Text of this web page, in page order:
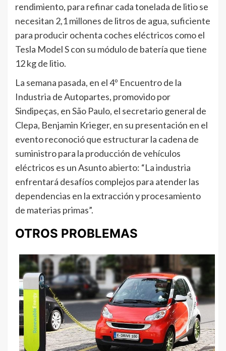
rendimiento, para refinar cada tonelada de litio se
necesitan 2,1 millones de litros de agua, suficiente
para producir ochenta coches eléctricos como el
Tesla Model S con su módulo de batería que tiene
12 kg de litio.
La semana pasada, en el 4º Encuentro de la
Industria de Autopartes, promovido por
Sindipeças, en São Paulo, el secretario general de
Clepa, Benjamin Krieger, en su presentación en el
evento reconoció que estructurar la cadena de
suministro para la producción de vehículos
eléctricos es un Asunto abierto: “La industria
enfrentará desafíos complejos para atender las
dependencias en la extracción y procesamiento
de materias primas”.
OTROS PROBLEMAS